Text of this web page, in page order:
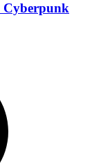
Cyberpunk